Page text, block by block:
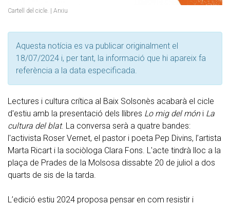
Cartell del cicle. | Arxiu
Aquesta notícia es va publicar originalment el
18/07/2024 i, per tant, la informació que hi apareix fa
referència a la data especificada.
Lectures i cultura crítica al Baix Solsonès acabarà el cicle
d'estiu amb la presentació dels llibres Lo mig del móni La
cultura del blat. La conversa serà a quatre bandes:
l'activista Roser Vernet, el pastor i poeta Pep Divins, l’artista
Marta Ricart i la sociòloga Clara Fons. L'acte tindrà lloc a la
plaça de Prades de la Molsosa dissabte 20 de juliol a dos
quarts de sis de la tarda.
L’edició estiu 2024 proposa pensar en com resistir i